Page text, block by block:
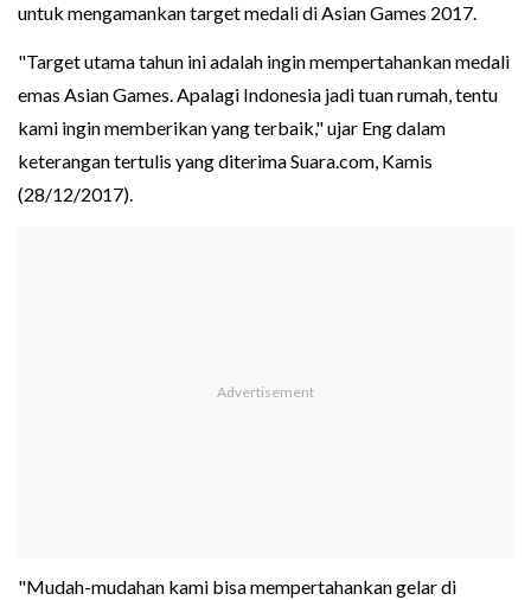
untuk mengamankan target medali di Asian Games 2017.
"Target utama tahun ini adalah ingin mempertahankan medali
emas Asian Games. Apalagi Indonesia jadi tuan rumah, tentu
kami ingin memberikan yang terbaik," ujar Eng dalam
keterangan tertulis yang diterima Suara.com, Kamis
(28/12/2017).
"Mudah-mudahan kami bisa mempertahankan gelar di